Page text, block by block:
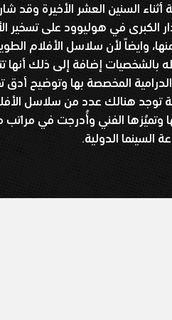
السنين العشر الأخيرة وقد
في هوليوود على تسخير
وايضاً لأن سلاسل الأفلام
بالشخصيات إضافة إلى ذلك أنها
المخصصة بها وتوضيح أدق
توجد هنالك عدد من سلاسل
وتميُزها الفني وأُدرجت في مراتب
السينما الدولية.